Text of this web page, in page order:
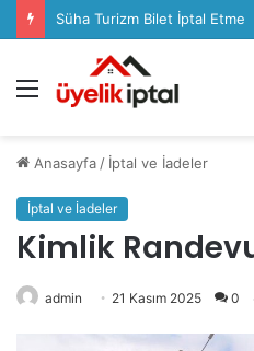
Süha Turizm Bilet İptal Etme
Menü
Anasayfa / İptal ve İadeler
İptal ve İadeler
Kimlik
admin 21 Kasım 2025 0